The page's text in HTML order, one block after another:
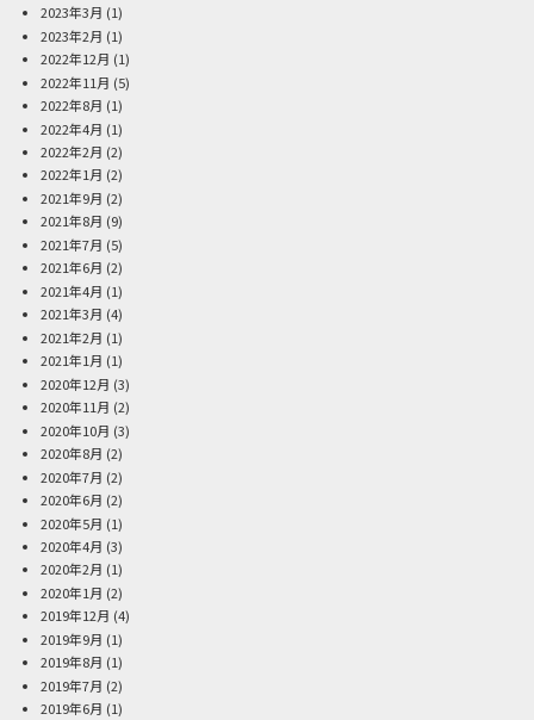
2023年3月 (1)
2023年2月 (1)
2022年12月 (1)
2022年11月 (5)
2022年8月 (1)
2022年4月 (1)
2022年2月 (2)
2022年1月 (2)
2021年9月 (2)
2021年8月 (9)
2021年7月 (5)
2021年6月 (2)
2021年4月 (1)
2021年3月 (4)
2021年2月 (1)
2021年1月 (1)
2020年12月 (3)
2020年11月 (2)
2020年10月 (3)
2020年8月 (2)
2020年7月 (2)
2020年6月 (2)
2020年5月 (1)
2020年4月 (3)
2020年2月 (1)
2020年1月 (2)
2019年12月 (4)
2019年9月 (1)
2019年8月 (1)
2019年7月 (2)
2019年6月 (1)